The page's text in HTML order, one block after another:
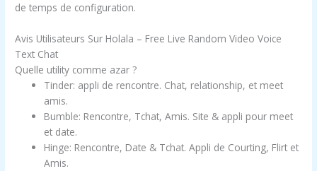
de temps de configuration.
Avis Utilisateurs Sur Holala – Free Live Random Video Voice
Text Chat
Quelle utility comme azar ?
Tinder: appli de rencontre. Chat, relationship, et meet
amis.
Bumble: Rencontre, Tchat, Amis. Site & appli pour meet
et date.
Hinge: Rencontre, Date & Tchat. Appli de Courting, Flirt et
Amis.